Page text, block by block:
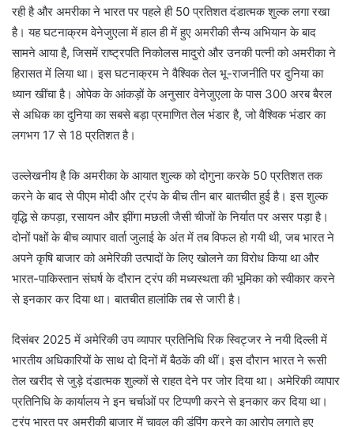
रही है और अमरीका ने भारत पर पहले ही 50 प्रतिशत दंडात्मक शुल्क लगा रखा
है। यह घटनाक्रम वेनेजुएला में हाल ही में हुए अमरीकी सैन्य अभियान के बाद
सामने आया है, जिसमें राष्ट्रपति निकोलस मादुरो और उनकी पत्नी को अमरीका ने
हिरासत में लिया था। इस घटनाक्रम ने वैश्विक तेल भू-राजनीति पर दुनिया का
ध्यान खींचा है। ओपेक के आंकड़ों के अनुसार वेनेजुएला के पास 300 अरब बैरल
से अधिक का दुनिया का सबसे बड़ा प्रमाणित तेल भंडार है, जो वैश्विक भंडार का
लगभग 17 से 18 प्रतिशत है।
उल्लेखनीय है कि अमरीका के आयात शुल्क को दोगुना करके 50 प्रतिशत तक
करने के बाद से पीएम मोदी और ट्रंप के बीच तीन बार बातचीत हुई है। इस शुल्क
वृद्धि से कपड़ा, रसायन और झींगा मछली जैसी चीजों के निर्यात पर असर पड़ा है।
दोनों पक्षों के बीच व्यापार वार्ता जुलाई के अंत में तब विफल हो गयी थी, जब भारत ने
अपने कृषि बाजार को अमेरिकी उत्पादों के लिए खोलने का विरोध किया था और
भारत-पाकिस्तान संघर्ष के दौरान ट्रंप की मध्यस्थता की भूमिका को स्वीकार करने
से इनकार कर दिया था। बातचीत हालांकि तब से जारी है।
दिसंबर 2025 में अमेरिकी उप व्यापार प्रतिनिधि रिक स्विट्जर ने नयी दिल्ली में
भारतीय अधिकारियों के साथ दो दिनों में बैठकें की थीं। इस दौरान भारत ने रूसी
तेल खरीद से जुड़े दंडात्मक शुल्कों से राहत देने पर जोर दिया था। अमेरिकी व्यापार
प्रतिनिधि के कार्यालय ने इन चर्चाओं पर टिप्पणी करने से इनकार कर दिया था।
ट्रंप भारत पर अमरीकी बाजार में चावल की डंपिंग करने का आरोप लगाते हुए